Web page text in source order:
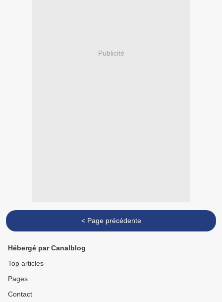
Publicité
< Page précédente
Hébergé par Canalblog
Top articles
Pages
Contact